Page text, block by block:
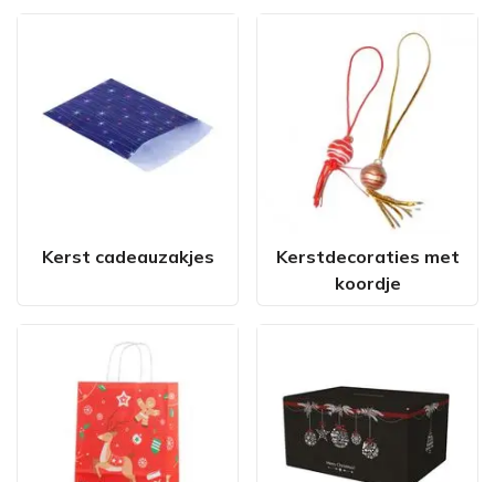
Kerst cadeauzakjes
Kerstdecoraties met
koordje